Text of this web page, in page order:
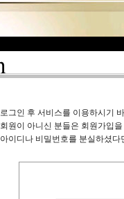
로그인 후 서비스를 이용하시기
회원이 아니신 분들은 회원가입
아이디나 비밀번호를 분실하셨